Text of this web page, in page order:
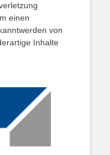
einen
von
Inhalte